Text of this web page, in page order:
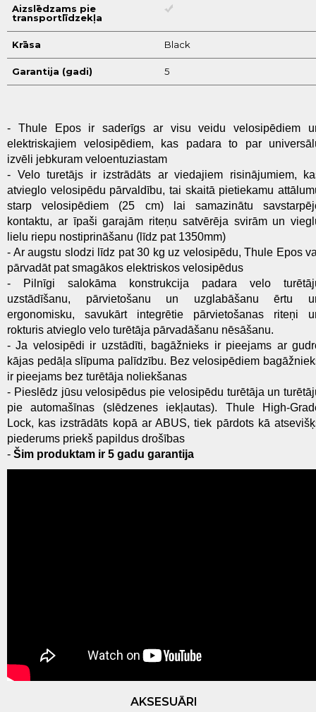
Aizslēdzams pie
transportlīdzekļa
Krāsa Black
Garantija (gadi) 5
- Thule Epos ir saderīgs ar visu veidu velosipēdiem
elektriskajiem velosipēdiem, kas padara to par
izvēli jebkuram veloentuziastam
- Velo turetājs ir izstrādāts ar viedajiem risinājumiem,
atvieglo velosipēdu pārvaldību, tai skaitā pietiekamu
starp velosipēdiem (25 cm) lai samazinātu
kontaktu, ar īpaši garajām riteņu satvērēja svirām un
lielu riepu nostiprināšanu (līdz pat 1350mm)
- Ar augstu slodzi līdz pat 30 kg uz velosipēdu, Thule Epos
pārvadāt pat smagākos elektriskos velosipēdus
- Pilnīgi salokāma konstrukcija padara velo
uzstādīšanu, pārvietošanu un uzglabāšanu ērtu
ergonomisku, savukārt integrētie pārvietošanas riteņi
rokturis atvieglo velo turētāja pārvadāšanu nēsāšanu.
- Ja velosipēdi ir uzstādīti, bagāžnieks ir pieejams ar
kājas pedāļa slīpuma palīdzību. Bez velosipēdiem
ir pieejams bez turētāja noliekšanas
- Pieslēdz jūsu velosipēdus pie velosipēdu turētāja un
pie automašīnas (slēdzenes iekļautas). Thule High-
Lock, kas izstrādāts kopā ar ABUS, tiek pārdots kā
piederums priekš papildus drošības
- Šim produktam ir 5 gadu garantija
AKSESUĀRI